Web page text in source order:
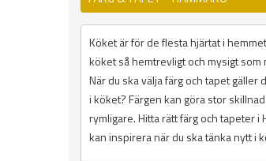
Köket är för de flesta hjärtat i
köket så hemtrevligt och mysigt som
När du ska välja färg och tapet
i köket? Färgen kan göra stor
rymligare. Hitta rätt färg och tapeter
kan inspirera när du ska tänka nytt i